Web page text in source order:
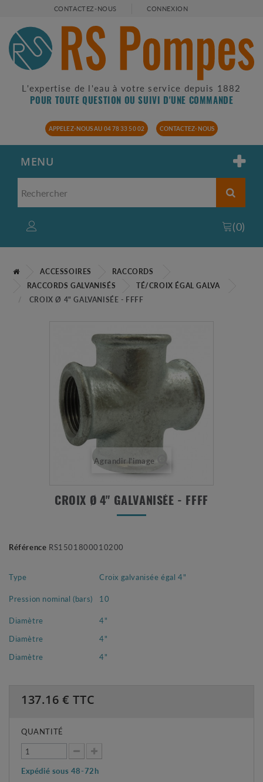
CONTACTEZ-NOUS CONNEXION
L'expertise de l'eau à votre service depuis 1882
POUR TOUTE QUESTION OU SUIVI D'UNE COMMANDE
APPELEZ-NOUS AU 04 78 33 50 02 CONTACTEZ-NOUS
MENU
(0)
ACCESSOIRES
RACCORDS
RACCORDS GALVANISÉS
TÉ/CROIX ÉGAL GALVA
CROIX Ø 4" GALVANISÉE - FFFF
Agrandir l'image
CROIX Ø 4" GALVANISÉE - FFFF
Référence RS1501800010200
Type
Croix galvanisée égal 4"
Pression nominal (bars)
10
Diamètre
4"
Diamètre
4"
Diamètre
4"
137.16 € TTC
QUANTITÉ
Expédié sous 48-72h